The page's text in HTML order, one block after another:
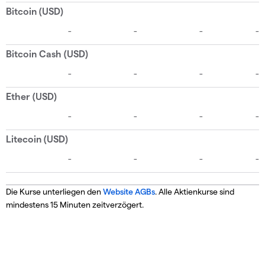
Die Kurse unterliegen den Website AGBs. Alle Aktienkurse sind
mindestens 15 Minuten zeitverzögert.